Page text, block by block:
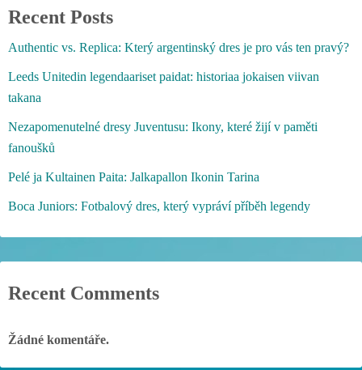
Recent Posts
Authentic vs. Replica: Který argentinský dres je pro vás ten pravý?
Leeds Unitedin legendaariset paidat: historiaa jokaisen viivan
takana
Nezapomenutelné dresy Juventusu: Ikony, které žijí v paměti
fanoušků
Pelé ja Kultainen Paita: Jalkapallon Ikonin Tarina
Boca Juniors: Fotbalový dres, který vypráví příběh legendy
Recent Comments
Žádné komentáře.